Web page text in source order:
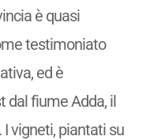
è quasi
testimoniato
ed è
dal fiume Adda, il
vigneti, piantati su